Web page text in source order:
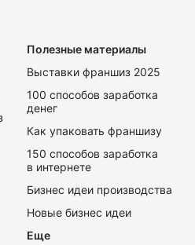
Полезные материалы
Выставки франшиз 2025
100 способов заработка
денег
Как упаковать франшизу
150 способов заработка
в интернете
Бизнес идеи производства
Новые бизнес идеи
Еще